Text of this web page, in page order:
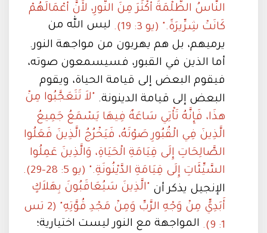
النَّاسُ الظُّلْمَةَ أَكْثَرَ مِنَ النُّورِ، لأَنَّ أَعْمَالَهُمْ
كَانَتْ شِرِّيرَةً." (يو 3: 19).
ليس الله من
يرميهم، بل هم يهربون من مواجهة النور.
أما الذين في القبور، فسيسمعون صوته،
فيقوم البعض إلى قيامة الحياة، ويقوم
البعض إلى قيامة الدينونة.
"لاَ تَتَعَجَّبُوا مِنْ
هذَا، فَإِنَّهُ تَأْتِي سَاعَةٌ فِيهَا يَسْمَعُ جَمِيعُ
الَّذِينَ فِي الْقُبُورِ صَوْتَهُ، فَيَخْرُجُ الَّذِينَ فَعَلُوا
الصَّالِحَاتِ إِلَى قِيَامَةِ الْحَيَاةِ، وَالَّذِينَ عَمِلُوا
السَّيِّئَاتِ إِلَى قِيَامَةِ الدَّيْنُونَةِ." (يو 5: 28-29).
الإنجيل يذكر أن "الَّذِينَ سَيُعَاقَبُونَ بِهَلاَكٍ
أَبَدِيٍّ مِنْ وَجْهِ الرَّبِّ وَمِنْ مَجْدِ قُوَّتِهِ" (2 تس
1: 9).
المواجهة مع النور ليست اختيارية؛